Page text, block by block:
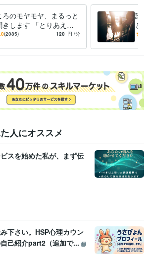
Photoshop:3年Canva:5年
ング 悩み相談や愚痴聞き
女性との会話をスム
ング
ろのモヤモヤ、まるっと
きします 「とりあえず
てほしい」というあなた
(2085) 120 円 /分
諦め
との
タイ
人にオススメ
スを始めた私が、まず伝
下さい。HSP心理カウン
己紹介part2（追加で...